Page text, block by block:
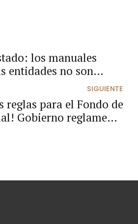
los manuales
entidades no son
sí solos para imponer
SIGUIENTE
reglas para el Fondo de
Gobierno reglamenta